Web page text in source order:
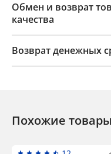
Обмен и возврат
качества
Возврат денежных
Похожие товары